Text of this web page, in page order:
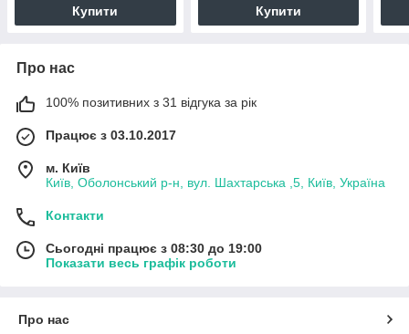
Купити Купити
Про нас
100% позитивних з 31 відгука за рік
Працює з 03.10.2017
м. Київ
Київ, Оболонський р-н, вул. Шахтарська ,5, Київ, Україна
Контакти
Сьогодні працює з 08:30 до 19:00
Показати весь графік роботи
Про нас